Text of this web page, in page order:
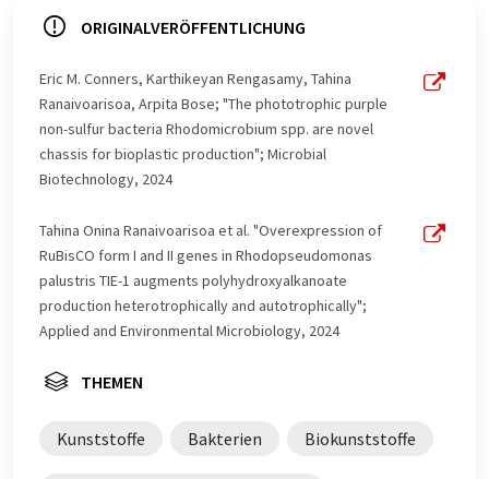
LUMITOS bietet diese automatischen Übersetzungen
Nachrichten zu präsentieren. Da dieser Artikel mit
automatischer Übersetzung übersetzt wurde, ist es
möglich, dass er Fehler im Vokabular, in der Syntax oder
in der Grammatik enthält. Den ursprünglichen Artikel in
Englisch finden Siehier
ORIGINALVERÖFFENTLICHUNG
Eric M. Conners, Karthikeyan Rengasamy, Tahina
Ranaivoarisoa, Arpita Bose; "The phototrophic purple
non-sulfur bacteria Rhodomicrobium spp. are novel
chassis for bioplastic production"; Microbial
Biotechnology, 2024
Tahina Onina Ranaivoarisoa et al. "Overexpression of
RuBisCO form I and II genes in Rhodopseudomonas
palustris TIE-1 augments polyhydroxyalkanoate
production heterotrophically and autotrophically";
Applied and Environmental Microbiology, 2024
THEMEN
Kunststoffe Bakterien Biokunststoffe